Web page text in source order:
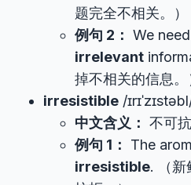
题完全不相关。）
例句 2： We
irrelevant
掉不相关的信息。
irresistible /
中文含义： 不可
例句 1：
The
irresistible. （新